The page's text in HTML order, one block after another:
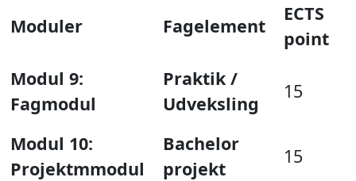
Moduler Fagelement
ECTS
point
Modul 9:
Fagmodul
Praktik /
Udveksling
15
Modul 10:
Projektmmodul
Bachelor
projekt
15